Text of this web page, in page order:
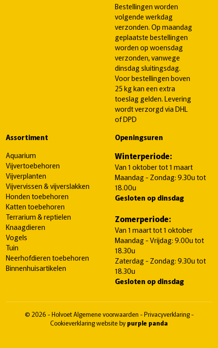
Bestellingen worden
volgende werkdag
verzonden. Op maandag
geplaatste bestellingen
worden op woensdag
verzonden, vanwege
dinsdag sluitingsdag.
Voor bestellingen boven
25 kg kan een extra
toeslag gelden. Levering
wordt verzorgd via DHL
of DPD
Assortiment
Aquarium
Vijvertoebehoren
Vijverplanten
Vijvervissen & vijverslakken
Honden toebehoren
Katten toebehoren
Terrarium & reptielen
Knaagdieren
Vogels
Tuin
Neerhofdieren toebehoren
Binnenhuisartikelen
Openingsuren
Winterperiode:
Van 1 oktober tot 1 maart
Maandag - Zondag: 9.30u tot
18.00u
Gesloten op dinsdag
Zomerperiode:
Van 1 maart tot 1 oktober
Maandag - Vrijdag: 9.00u tot
18.30u
Zaterdag - Zondag: 9.30u tot
18.30u
Gesloten op dinsdag
© 2026 - HolvoetAlgemene voorwaarden -Privacyverklaring-
Cookieverklaringwebsite by purple panda